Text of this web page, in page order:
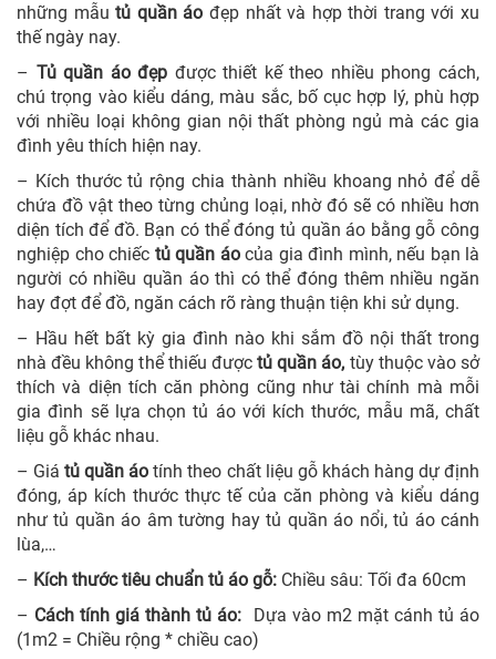
những mẫutủ quần áo đẹp nhất và hợp thời trang với xu
thế ngày nay.
– Tủ quần áo đẹp được thiết kế theo nhiều phong cách,
chú trọng vào kiểu dáng, màu sắc, bố cục hợp lý, phù hợp
với nhiều loại không gian nội thất phòng ngủ mà các gia
đình yêu thích hiện nay.
– Kích thước tủ rộng chia thành nhiều khoang nhỏ để dễ
chứa đồ vật theo từng chủng loại, nhờ đó sẽ có nhiều hơn
diện tích để đồ. Bạn có thể đóng tủ quần áo bằng gỗ công
nghiệp cho chiếc tủ quần áocủa gia đình mình, nếu bạn là
người có nhiều quần áo thì có thể đóng thêm nhiều ngăn
hay đợt để đồ, ngăn cách rõ ràng thuận tiện khi sử dụng.
– Hầu hết bất kỳ gia đình nào khi sắm đồ nội thất trong
nhà đều không thể thiếu được tủ quần áo, tùy thuộc vào sở
thích và diện tích căn phòng cũng như tài chính mà mỗi
gia đình sẽ lựa chọn tủ áo với kích thước, mẫu mã, chất
liệu gỗ khác nhau.
– Giátủ quần áo tính theo chất liệu gỗ khách hàng dự định
đóng, áp kích thước thực tế của căn phòng và kiểu dáng
như tủ quần áo âm tường hay tủ quần áo nổi, tủ áo cánh
lùa,…
– Kích thước tiêu chuẩn tủ áo gỗ: Chiều sâu: Tối đa 60cm
– Cách tính giá thành tủ áo: Dựa vào m2 mặt cánh tủ áo
(1m2 = Chiều rộng * chiều cao)